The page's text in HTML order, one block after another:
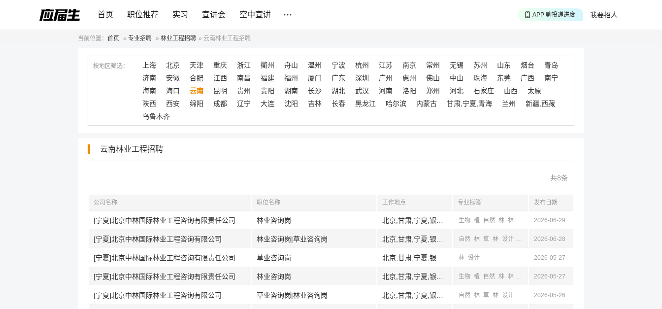
首页 职位推荐 实习 宣讲会 空中宣讲 我要招人
APP 聊投递进度
当前位置： 首页 » 专业招聘 » 林业工程招聘 » 云南林业工程招聘
按地区筛选： 上海 北京 天津 重庆 浙江 衢州 舟山 温州 宁波 杭州 江苏 南京 常州 无锡 苏州 山东 烟台
青岛
济南
安徽 合肥 江西 南昌 福建 福州 厦门 广东 深圳 广州 惠州 佛山 中山 珠海 东莞 广西
南宁
海南
海口 云南 昆明 贵州 贵阳 湖南 长沙 湖北 武汉 河南 洛阳 郑州 河北 石家庄 山西
太原
陕西
西安 绵阳 成都 辽宁 大连 沈阳 吉林 长春 黑龙江 哈尔滨 内蒙古 甘肃,宁夏,青海 兰州
新疆,西藏
乌鲁木齐
云南林业工程招聘
共8条
公司名称 职位名称 工作地点 专业标签 发布日期
[宁夏]北京中林国际林业工程咨询有限责任公司 林业咨询岗 生物 植 自然 林 林 设计 2026-06-29
[宁夏]北京中林国际林业工程咨询有限公司 林业咨询岗|草业咨询岗 自然 林 草 林 设计 生物 植
2026-06-28
[宁夏]北京中林国际林业工程咨询有限责任公司 草业咨询岗 林 设计 2026-05-27
[宁夏]北京中林国际林业工程咨询有限责任公司 林业咨询岗 生物 植 自然 林 林 设计 2026-05-27
[宁夏]北京中林国际林业工程咨询有限公司 草业咨询岗|林业咨询岗 自然 林 草 林 设计 生物 植
2026-05-26